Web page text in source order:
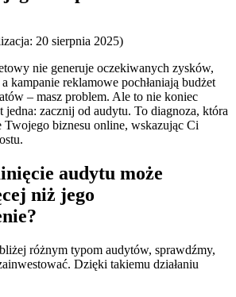
20 sierpnia 2025)
nie generuje oczekiwanych zysków,
kampanie reklamowe pochłaniają budżet
– masz problem. Ale to nie koniec
jedna: zacznij od audytu. To diagnoza, która
Twojego biznesu online, wskazując Ci
audytu może
niż jego
różnym typom audytów, sprawdźmy,
Dzięki takiemu działaniu